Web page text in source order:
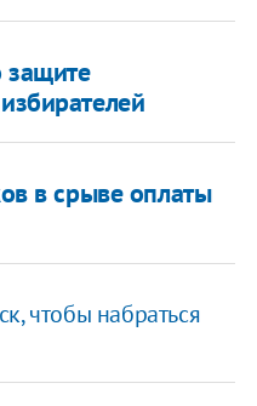
защите
в срыве оплаты
чтобы набраться